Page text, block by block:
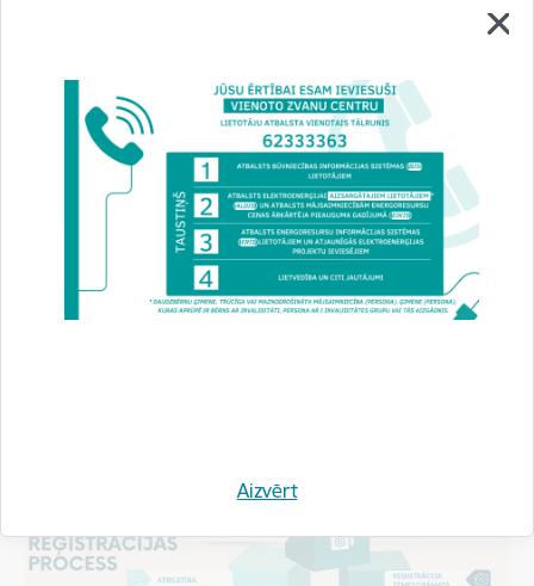
Aizvērt
Suminātas un apbalvotas Sievietes arhitektūrā,